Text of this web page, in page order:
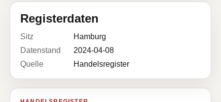
Registerdaten
Sitz
Hamburg
Datenstand
2024-04-08
Quelle
Handelsregister